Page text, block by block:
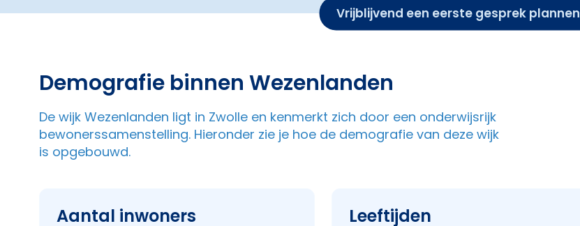
Vrijblijvend een eerste gesprek plannen
Demografie binnen Wezenlanden
De wijk Wezenlanden ligt in Zwolle en kenmerkt zich door een onderwijsrijk
bewonerssamenstelling. Hieronder zie je hoe de demografie van deze wijk
is opgebouwd.
Aantal inwoners Leeftijden